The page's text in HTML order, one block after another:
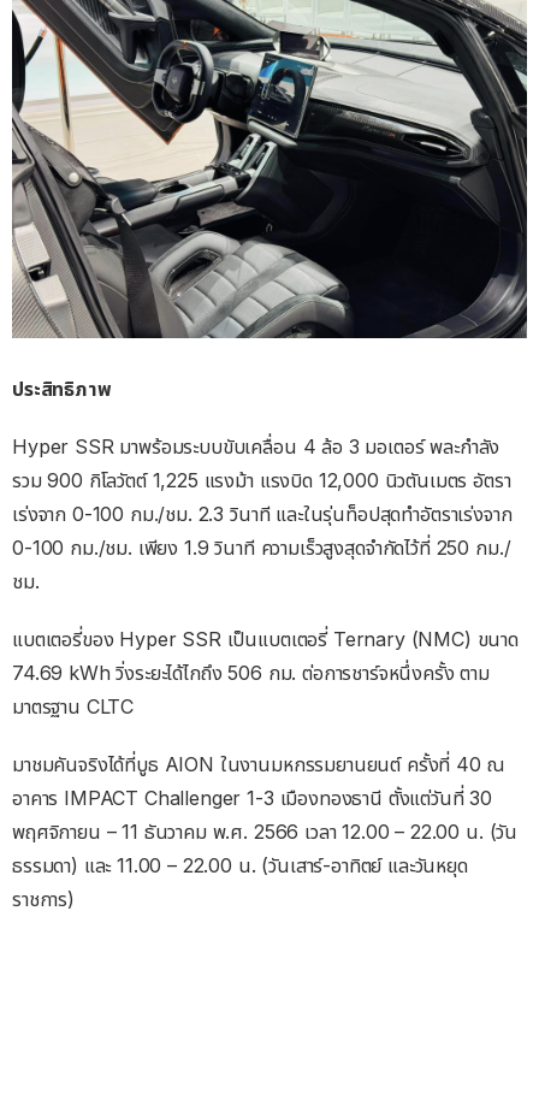
ประสิทธิภาพ
Hyper SSR มาพร้อมระบบขับเคลื่อน 4 ล้อ 3 มอเตอร์ พละกำลัง
รวม 900 กิโลวัตต์ 1,225 แรงม้า แรงบิด 12,000 นิวตันเมตร อัตรา
เร่งจาก 0-100 กม./ชม. 2.3 วินาที และในรุ่นท็อปสุดทำอัตราเร่งจาก
0-100 กม./ชม. เพียง 1.9 วินาที ความเร็วสูงสุดจำกัดไว้ที่ 250 กม./
ชม.
แบตเตอรี่ของ Hyper SSR เป็นแบตเตอรี่ Ternary (NMC) ขนาด
74.69 kWh วิ่งระยะได้ไกถึง 506 กม. ต่อการชาร์จหนึ่งครั้ง ตาม
มาตรฐาน CLTC
มาชมคันจริงได้ที่บูธ AION ในงานมหกรรมยานยนต์ ครั้งที่ 40 ณ
อาคาร IMPACT Challenger 1-3 เมืองทองธานี ตั้งแต่วันที่ 30
พฤศจิกายน – 11 ธันวาคม พ.ศ. 2566 เวลา 12.00 – 22.00 น. (วัน
ธรรมดา) และ 11.00 – 22.00 น. (วันเสาร์-อาทิตย์ และวันหยุด
ราชการ)